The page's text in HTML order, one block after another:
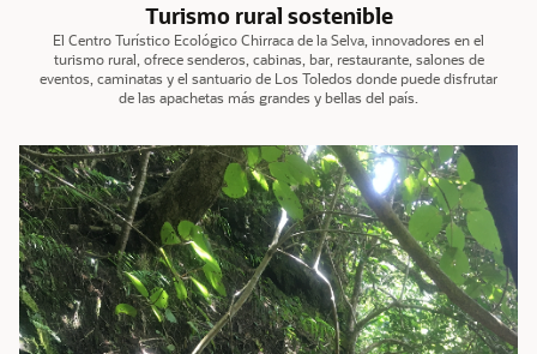
Turismo rural sostenible
El Centro Turístico Ecológico Chirraca de la Selva, innovadores en el
turismo rural, ofrece senderos, cabinas, bar, restaurante, salones de
eventos, caminatas y el santuario de Los Toledos donde puede disfrutar
de las apachetas más grandes y bellas del país.